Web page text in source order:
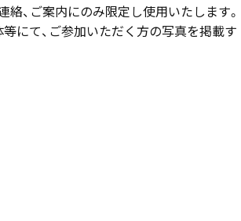
、ご案内にのみ限定し使用いたします。
にて、ご参加いただく方の写真を掲載す